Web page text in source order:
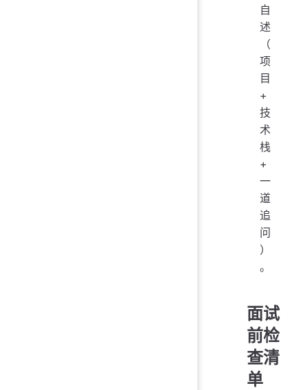
自
述
（
项
目
+
技
术
栈
+
一
道
追
问
）
。
面试
前检
查清
单